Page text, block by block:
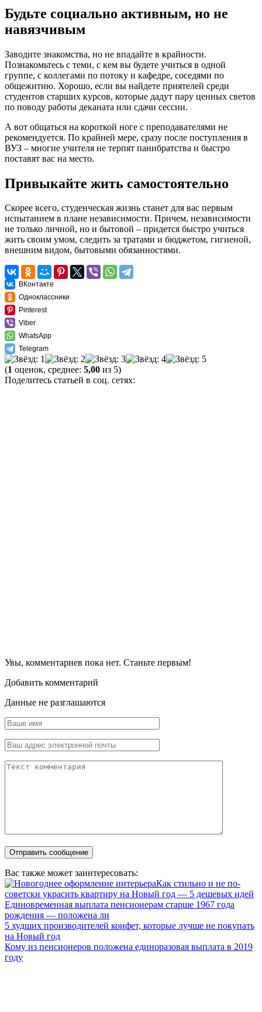
Будьте социально активным, но не
навязчивым
Заводите знакомства, но не впадайте в крайности.
Познакомьтесь с теми, с кем вы будете учиться в одной
группе, с коллегами по потоку и кафедре, соседями по
общежитию. Хорошо, если вы найдете приятелей среди
студентов старших курсов, которые дадут пару ценных светов
по поводу работы деканата или сдачи сессии.
А вот общаться на короткой ноге с преподавателями не
рекомендуется. По крайней мере, сразу после поступления в
ВУЗ – многие учителя не терпят панибратства и быстро
поставят вас на место.
Привыкайте жить самостоятельно
Скорее всего, студенческая жизнь станет для вас первым
испытанием в плане независимости. Причем, независимости
не только личной, но и бытовой – придется быстро учиться
жить своим умом, следить за тратами и бюджетом, гигиеной,
внешним видом, бытовыми обязанностями.
ВКонтакте
Одноклассники
Pinterest
Viber
WhatsApp
Telegram
(1 оценок, среднее: 5,00 из 5)
Поделитесь статьей в соц. сетях:
Увы, комментариев пока нет. Станьте первым!
Добавить комментарий
Данные не разглашаются
Вас также может заинтересовать:
Как стильно и не по-
советски украсить квартиру на Новый год — 5 дешевых идей
Единовременная выплата пенсионерам старше 1967 года
рождения — положена ли
5 худших производителей конфет, которые лучше не покупать
на Новый год
Кому из пенсионеров положена единоразовая выплата в 2019
году